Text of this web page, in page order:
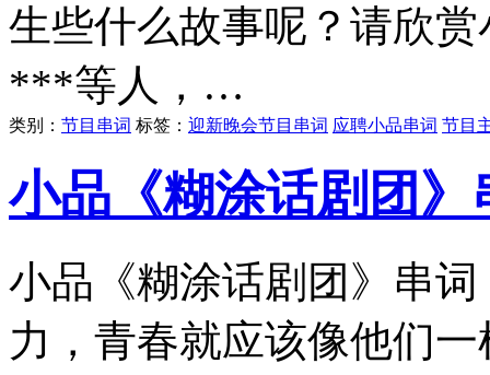
生些什么故事呢？请欣
***等人，…
类别： 节目串词 标签： 迎新晚会节目串词 应聘小品串词 节目
小品《糊涂话剧团》
小品《糊涂话剧团》串
力，青春就应该像他们